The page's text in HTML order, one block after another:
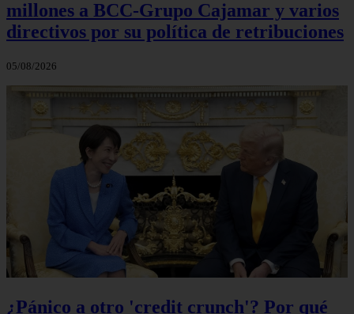
millones a BCC-Grupo Cajamar y varios
directivos por su política de retribuciones
05/08/2026
¿Pánico a otro 'credit crunch'? Por qué